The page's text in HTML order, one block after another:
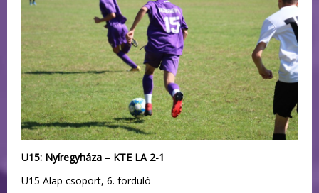
U15: Nyíregyháza – KTE LA 2-1
U15 Alap csoport, 6. forduló